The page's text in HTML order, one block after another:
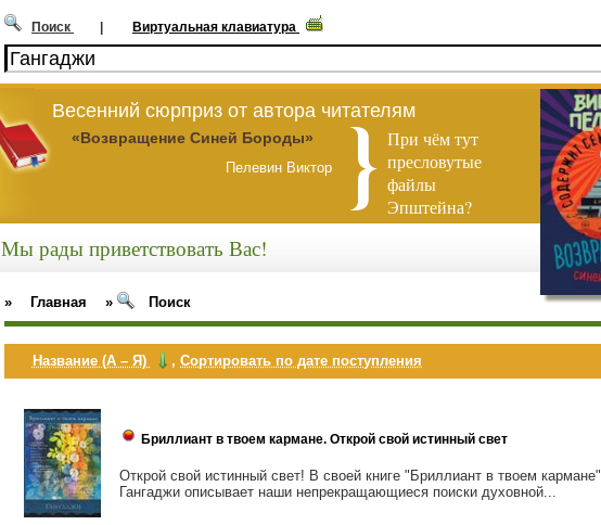
Поиск | Виртуальная клавиатура
Весенний сюрприз от автора читателям
«Возвращение Синей Бороды»
Пелевин Виктор
При чём тут
пресловутые
файлы
Эпштейна?
Мы рады приветствовать Вас!
» Главная » Поиск
Название (А – Я) ,Сортировать по дате поступления
Бриллиант в твоем кармане. Открой свой истинный свет
Открой свой истинный свет! В своей книге "Бриллиант в твоем кармане"
Гангаджи описывает наши непрекращающиеся поиски духовной...